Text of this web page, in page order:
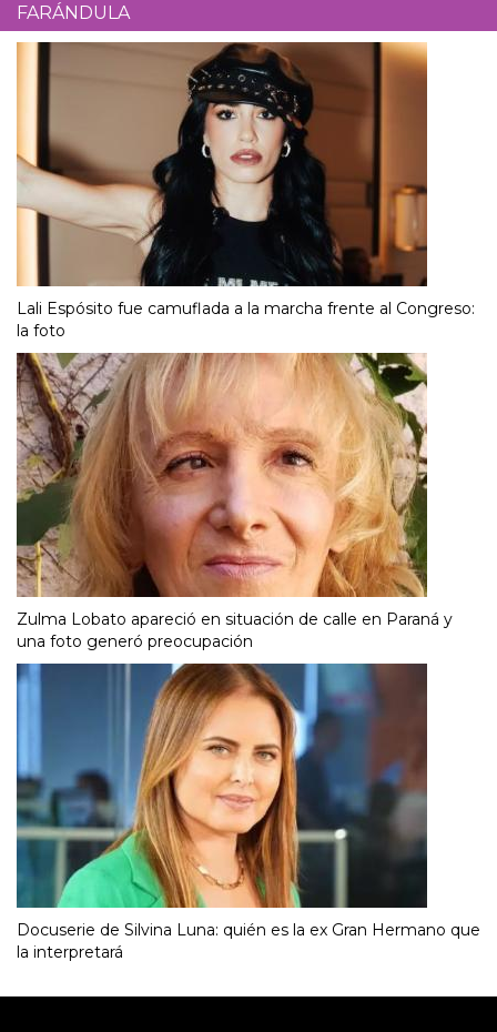
FARÁNDULA
Lali Espósito fue camuflada a la marcha frente al Congreso:
la foto
Zulma Lobato apareció en situación de calle en Paraná y
una foto generó preocupación
Docuserie de Silvina Luna: quién es la ex Gran Hermano que
la interpretará